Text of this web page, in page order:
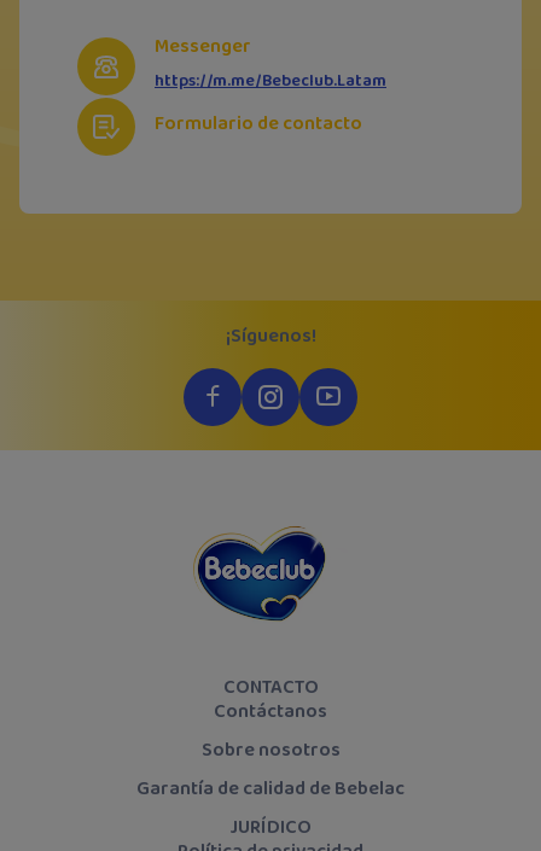
Messenger
https://m.me/Bebeclub.Latam
Formulario de contacto
CONTACTO
Contáctanos
Sobre nosotros
Garantía de calidad de Bebelac
JURÍDICO
¡Síguenos!